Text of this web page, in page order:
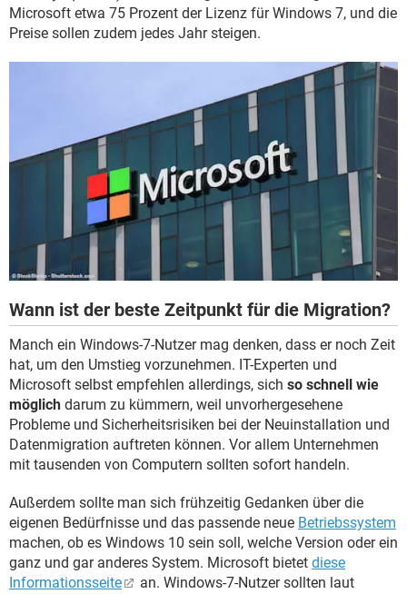
Microsoft etwa 75 Prozent der Lizenz für Windows 7, und die
Preise sollen zudem jedes Jahr steigen.
Wann ist der beste Zeitpunkt für die Migration?
Manch ein Windows-7-Nutzer mag denken, dass er noch Zeit
hat, um den Umstieg vorzunehmen. IT-Experten und
Microsoft selbst empfehlen allerdings, sich so schnell wie
möglich darum zu kümmern, weil unvorhergesehene
Probleme und Sicherheitsrisiken bei der Neuinstallation und
Datenmigration auftreten können. Vor allem Unternehmen
mit tausenden von Computern sollten sofort handeln.
Außerdem sollte man sich frühzeitig Gedanken über die
eigenen Bedürfnisse und das passende neue Betriebssystem
machen, ob es Windows 10 sein soll, welche Version oder ein
ganz und gar anderes System. Microsoft bietet diese
Informationsseite
an. Windows-7-Nutzer sollten laut